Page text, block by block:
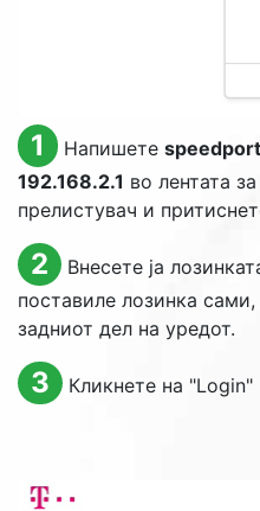
1 Напишете
192.168.2.1 во лентата
прелистувач и
2
Внесете ја
поставиле лозинка
задниот дел на уредот.
3 Кликнете на "Login"